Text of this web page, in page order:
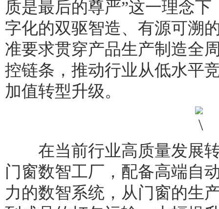
质是最后的尊严”这一理念
字化的双驱智造、有源可溯
准要求贯穿产品生产制造全
控链条，推动行业从低水平
加值转型升级。
在当前行业高质量发展转
门窗数智工厂，配备高端自
力的数智系统，从门窗的生